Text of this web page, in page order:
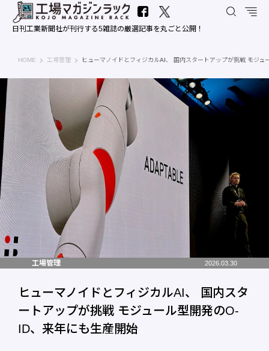
日刊工業新聞社が刊行する5雑誌の厳選記事を丸ごと公開！
HOME 工場マガジンラック｜日刊工業新聞社
工場管理 ヒューマノイドとフィジカルAI、 国内スタートアップが挑戦 モジュ
工場管理 2026.03.30
ヒューマノイドとフィジカルAI、 国内スタ
ートアップが挑戦 モジュール型開発のO-
ID、来年にも生産開始